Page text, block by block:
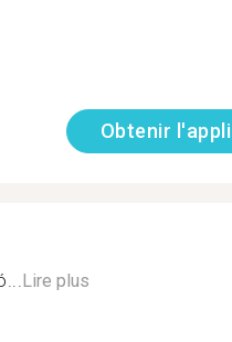
Obtenir l'appli
Lire plus